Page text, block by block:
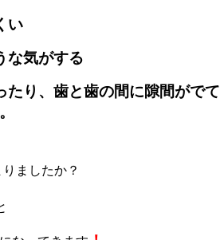
い
な気がする
たり、歯と歯の間に隙間がでて
ましたか？